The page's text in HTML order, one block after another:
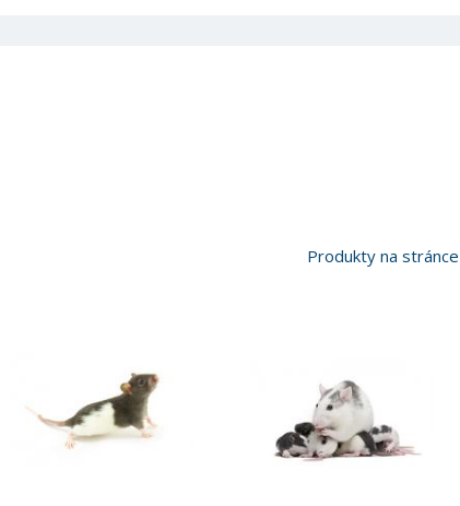
Produkty na stránce